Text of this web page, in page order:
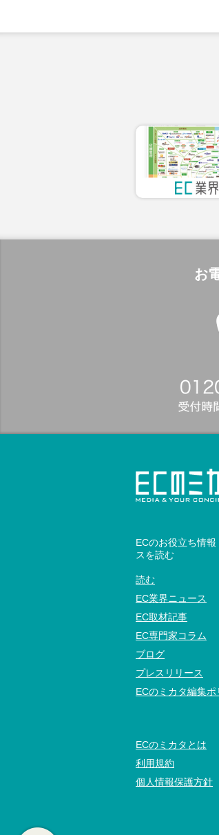
お
ECのお役立ち情報
スを読む
読む
EC業界ニュース
EC取材記事
EC専門家コラム
ブログ
プレスリリース
ECのミカタ編集ポ
ECのミカタとは
利用規約
個人情報保護方針